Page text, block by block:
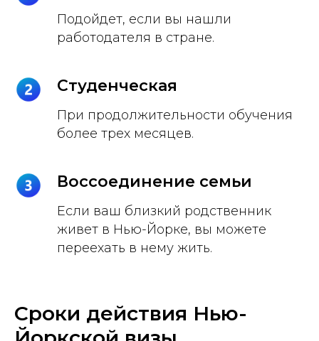
Подойдет, если вы нашли
работодателя в стране.
Студенческая
При продолжительности обучения
более трех месяцев.
Воссоединение семьи
Если ваш близкий родственник
живет в Нью-Йорке, вы можете
переехать в нему жить.
Сроки действия Нью-